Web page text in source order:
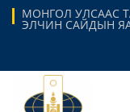
МОНГОЛ УЛСААС
ЭЛЧИН САЙДЫН